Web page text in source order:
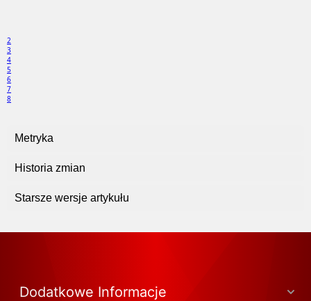
2
3
4
5
6
7
8
Metryka
Historia zmian
Starsze wersje artykułu
Dodatkowe Informacje